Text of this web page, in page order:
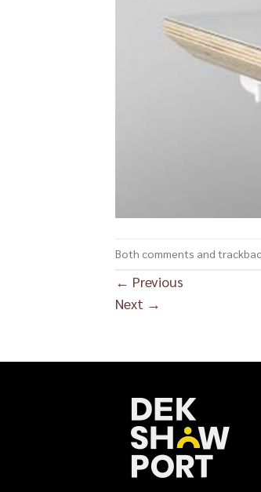
Both comments and
← Previous
Next →